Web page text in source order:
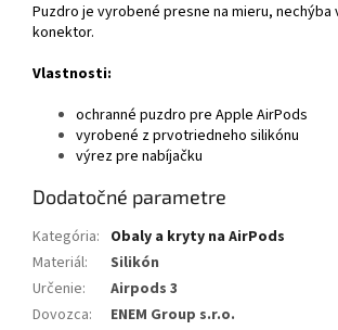
Puzdro je vyrobené presne na mieru, nechýba
konektor.
Vlastnosti:
ochranné puzdro pre Apple AirPods
vyrobené z prvotriedneho silikónu
výrez pre nabíjačku
Dodatočné parametre
Kategória: Obaly a kryty na AirPods
Materiál:
Silikón
Určenie:
Airpods 3
Dovozca: ENEM Group s.r.o.